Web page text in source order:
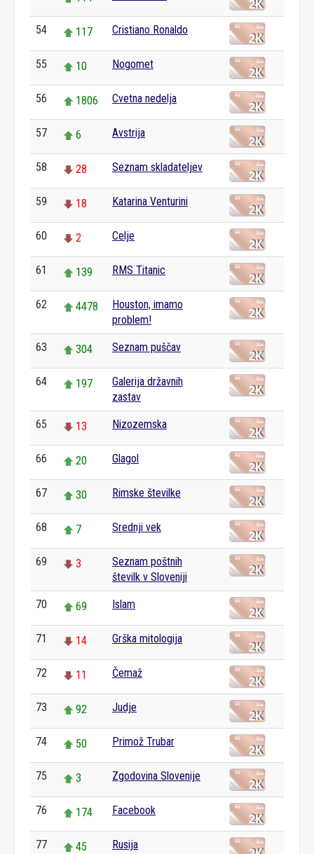
54 117 Cristiano Ronaldo
55 10 Nogomet
56 1806 Cvetna nedelja
57 6 Avstrija
58 28 Seznam skladateljev
59 18 Katarina Venturini
60 2 Celje
61 139 RMS Titanic
62 4478
Houston, imamo
problem!
63 304 Seznam puščav
64 197
Galerija državnih
zastav
65 13 Nizozemska
66 20 Glagol
67 30 Rimske številke
68 7 Srednji vek
69 3
Seznam poštnih
številk v Sloveniji
70 69 Islam
71 14 Grška mitologija
72 11 Čemaž
73 92 Judje
74 50 Primož Trubar
75 3 Zgodovina Slovenije
76 174 Facebook
77 45 Rusija